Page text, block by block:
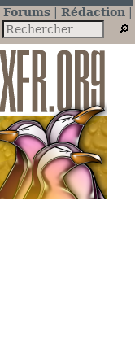
Forums
Rédaction